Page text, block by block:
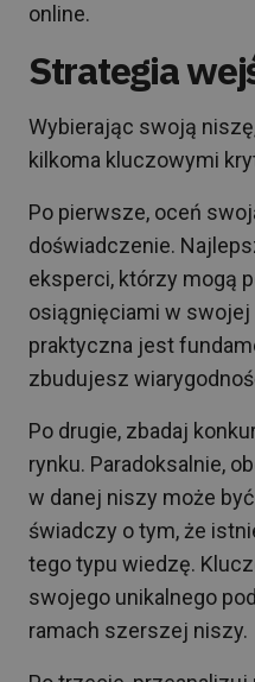
online.
Strategia
Wybierając swoją
kilkoma kluczowymi
Po pierwsze, oceń
doświadczenie.
eksperci, którzy mogą
osiągnięciami w
praktyczna jest
zbudujesz
Po drugie, zbadaj
rynku. Paradoksalnie,
w danej niszy może
świadczy o tym, że
tego typu wiedzę.
swojego unikalnego
ramach szerszej niszy.